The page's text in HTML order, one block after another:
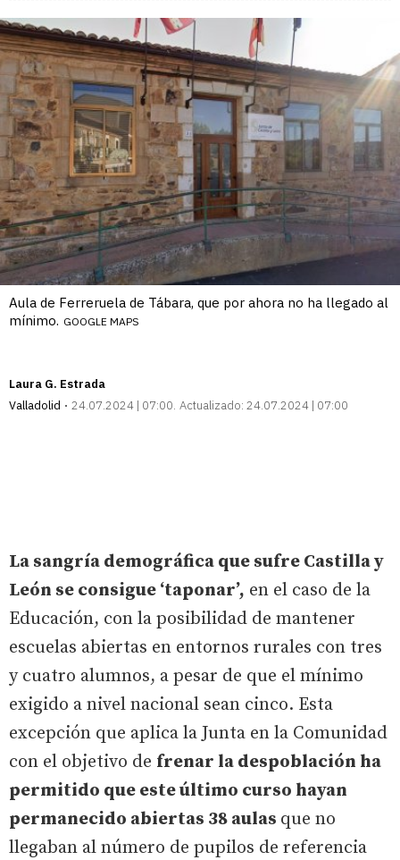
Aula de Ferreruela de Tábara, que por ahora no ha llegado al
mínimo. GOOGLE MAPS
Laura G. Estrada
Valladolid
24.07.2024 | 07:00 Actualizado: 24.07.2024 | 07:00
La sangría demográfica que sufre Castilla y
León se consigue ‘taponar’, en el caso de la
Educación, con la posibilidad de mantener
escuelas abiertas en entornos rurales con tres
y cuatro alumnos, a pesar de que el mínimo
exigido a nivel nacional sean cinco. Esta
excepción que aplica la Junta en la Comunidad
con el objetivo de frenar la despoblación ha
permitido que este último curso hayan
permanecido abiertas 38 aulas que no
llegaban al número de pupilos de referencia